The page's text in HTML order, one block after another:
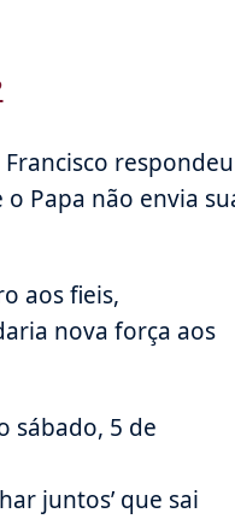
respondeu
Papa não envia
aos fieis,
nova força aos
sábado, 5 de
juntos’ que sai